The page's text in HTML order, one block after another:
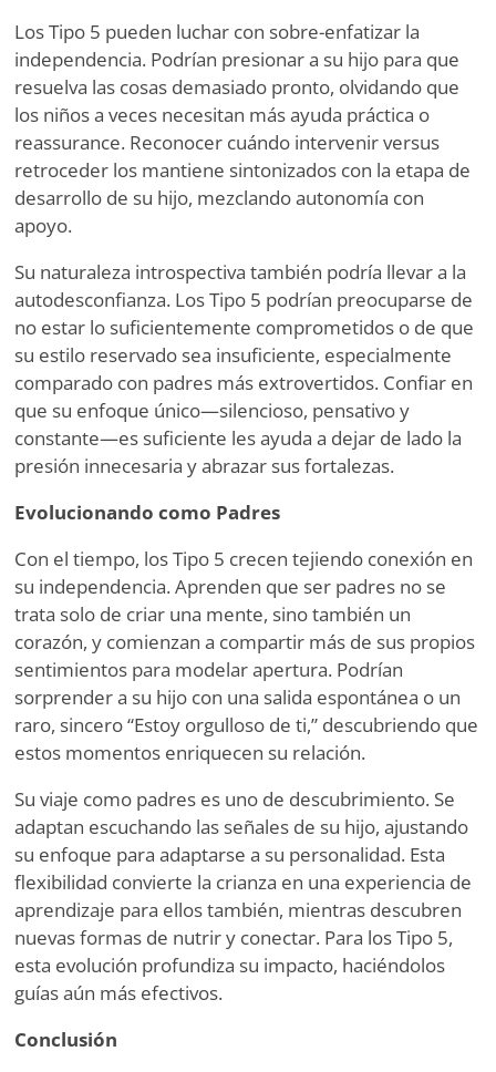
Los Tipo 5 pueden luchar con sobre-enfatizar la
independencia. Podrían presionar a su hijo para que
resuelva las cosas demasiado pronto, olvidando que
los niños a veces necesitan más ayuda práctica o
reassurance. Reconocer cuándo intervenir versus
retroceder los mantiene sintonizados con la etapa de
desarrollo de su hijo, mezclando autonomía con
apoyo.
Su naturaleza introspectiva también podría llevar a la
autodesconfianza. Los Tipo 5 podrían preocuparse de
no estar lo suficientemente comprometidos o de que
su estilo reservado sea insuficiente, especialmente
comparado con padres más extrovertidos. Confiar en
que su enfoque único—silencioso, pensativo y
constante—es suficiente les ayuda a dejar de lado la
presión innecesaria y abrazar sus fortalezas.
Evolucionando como Padres
Con el tiempo, los Tipo 5 crecen tejiendo conexión en
su independencia. Aprenden que ser padres no se
trata solo de criar una mente, sino también un
corazón, y comienzan a compartir más de sus propios
sentimientos para modelar apertura. Podrían
sorprender a su hijo con una salida espontánea o un
raro, sincero“Estoy orgulloso de ti,” descubriendo que
estos momentos enriquecen su relación.
Su viaje como padres es uno de descubrimiento. Se
adaptan escuchando las señales de su hijo, ajustando
su enfoque para adaptarse a su personalidad. Esta
flexibilidad convierte la crianza en una experiencia de
aprendizaje para ellos también, mientras descubren
nuevas formas de nutrir y conectar. Para los Tipo 5,
esta evolución profundiza su impacto, haciéndolos
guías aún más efectivos.
Conclusión